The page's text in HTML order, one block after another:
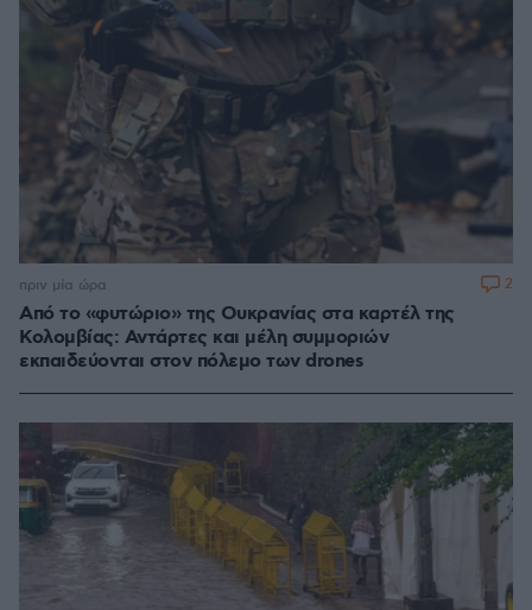
Από το «φυτώριο» της Ουκρανίας στα καρτέλ της
Κολομβίας: Αντάρτες και μέλη συμμοριών
εκπαιδεύονται στον πόλεμο των drones
πριν μία ώρα 2